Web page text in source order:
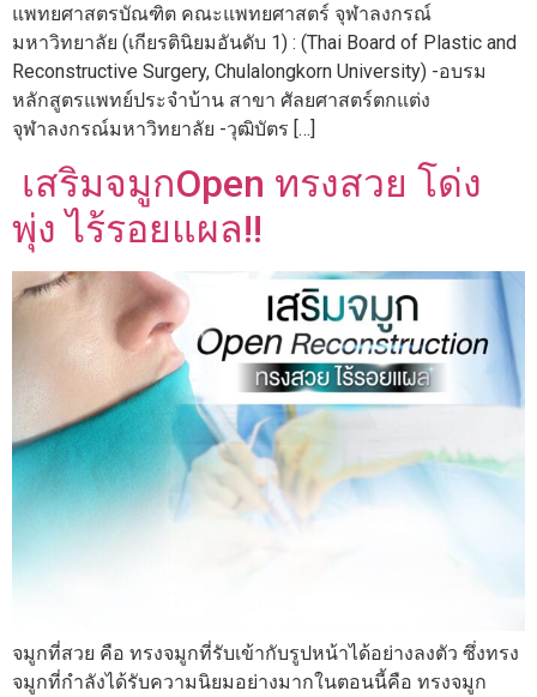
แพทยศาสตรบัณฑิต คณะแพทยศาสตร์ จุฬาลงกรณ์
มหาวิทยาลัย (เกียรตินิยมอันดับ 1) : (Thai Board of Plastic and
Reconstructive Surgery, Chulalongkorn University) -อบรม
หลักสูตรแพทย์ประจำบ้าน สาขา ศัลยศาสตร์ตกแต่ง
จุฬาลงกรณ์มหาวิทยาลัย -วุฒิบัตร […]
เสริมจมูกOpen ทรงสวย โด่ง
พุ่ง ไร้รอยแผล!!
จมูกที่สวย คือ ทรงจมูกที่รับเข้ากับรูปหน้าได้อย่างลงตัว ซึ่งทรง
จมูกที่กำลังได้รับความนิยมอย่างมากในตอนนี้คือ ทรงจมูก